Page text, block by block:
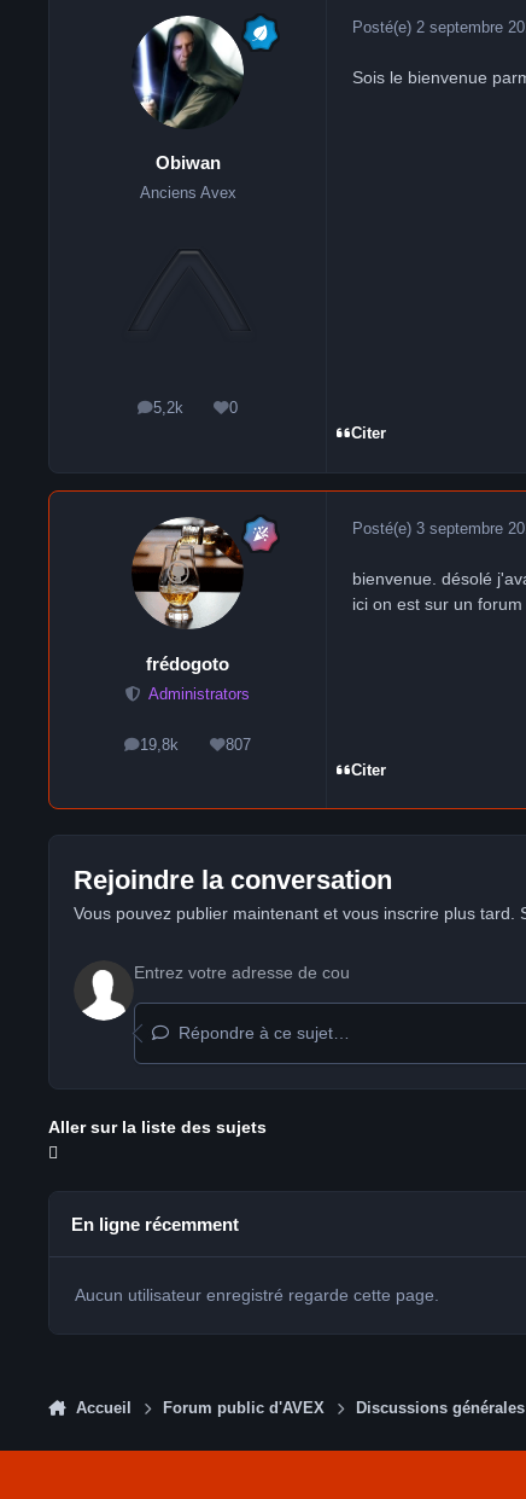
Obiwan
Anciens Avex
5,2k
messages0
Réputation
Posté(e) 2 septembre
Sois le bienvenue
Citer
frédogoto
Administrators
19,8k
messages807
Réputation
Posté(e) 3 septembre
bienvenue. désolé
ici on est sur un
Citer
Rejoindre la conversation
Vous pouvez publier maintenant et vous inscrire plus tard.
Répondre à ce sujet…
Aller sur la liste des sujets
En ligne récemment
Aucun utilisateur enregistré regarde cette page.
Accueil Forum public d'AVEX Discussions générales